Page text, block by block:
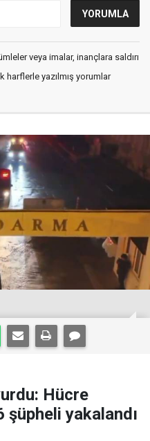
veya imalar, inançlara saldırı
harflerle yazılmış yorumlar
Hücre
şüpheli yakalandı